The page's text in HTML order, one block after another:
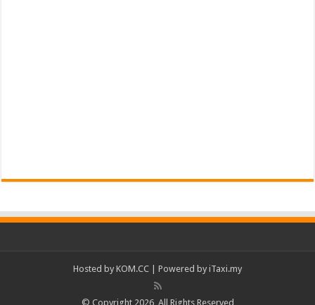
Hosted by KOM.CC | Powered by iTaxi.my
© Copyright 2026, All Rights Reserved